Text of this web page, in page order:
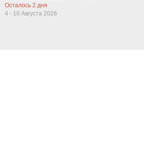
Осталось 2 дня
4 - 10 Августа 2026